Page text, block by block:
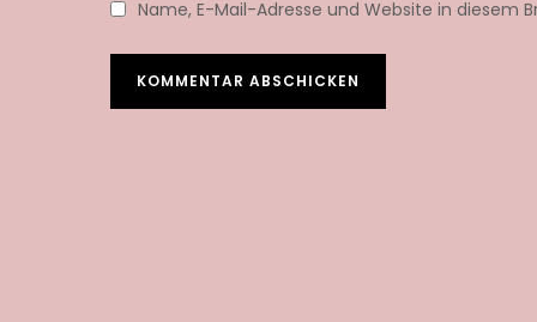
Name, E-Mail-Adresse und Website in diesem